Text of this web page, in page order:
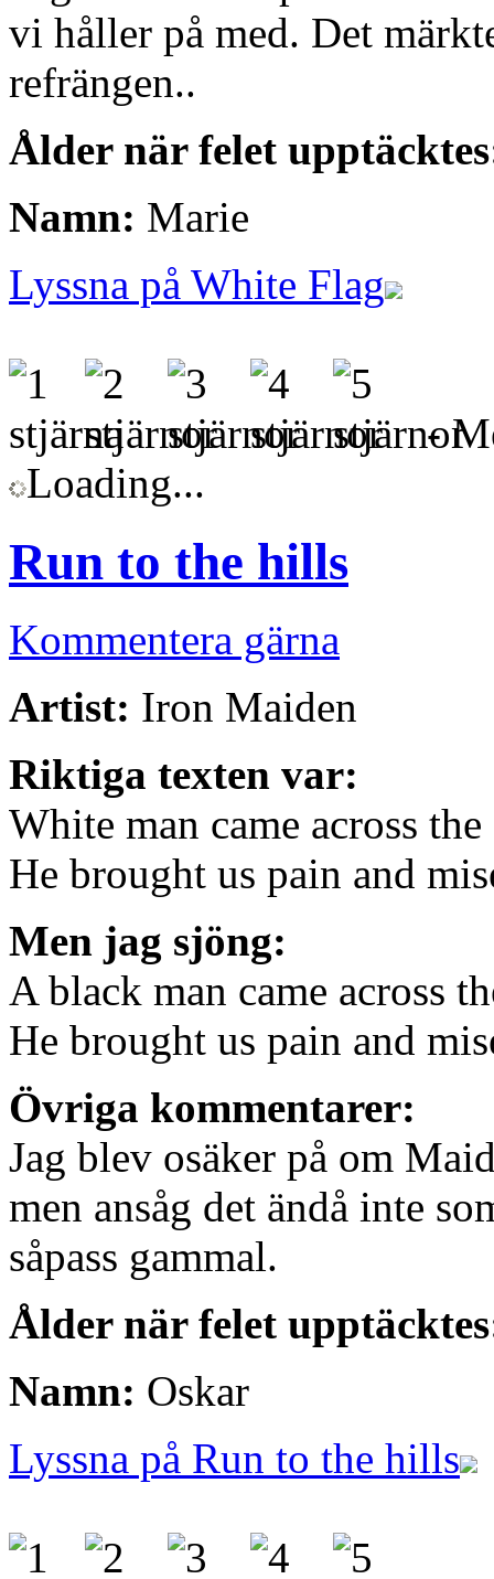
vi håller på med. Det
refrängen..
Ålder när felet
Namn: Marie
Lyssna på White Flag
-
Loading...
Run to the hills
Kommentera gärna
Artist: Iron Maiden
Riktiga texten var:
White man came across the
He brought us pain and
Men jag sjöng:
A black man came across
He brought us pain and
Övriga kommentarer:
Jag blev osäker på om
men ansåg det ändå inte
såpass gammal.
Ålder när felet
Namn: Oskar
Lyssna på Run to the hills